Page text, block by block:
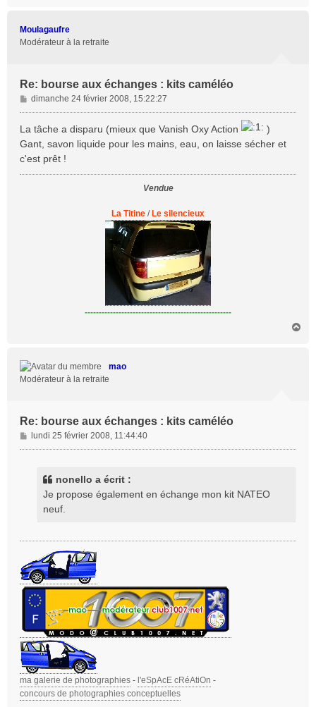
Moulagaufre
Modérateur à la retraite
Re: bourse aux échanges : kits caméléo
M
e
a
g
e
dimanche 24 février 2008, 15:22:27
La tâche a disparu (mieux que Vanish Oxy Action
)
Gant, savon liquide pour les mains, eau, on laisse sécher et
c'est prêt !
Vendue
La Titine / Le silencieux
----------------------------------------------------
mao
Modérateur à la retraite
Re: bourse aux échanges : kits caméléo
M
e
lundi 25 février 2008, 11:44:40
nonello a écrit :
Je propose également en échange mon kit NATEO
neuf.
ma galerie de photographies - l'eSpAcE cRéAtiOn -
concours de photographies conceptuelles